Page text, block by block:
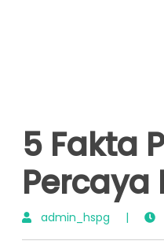
5 Fakta
Percaya
admin_hspg |